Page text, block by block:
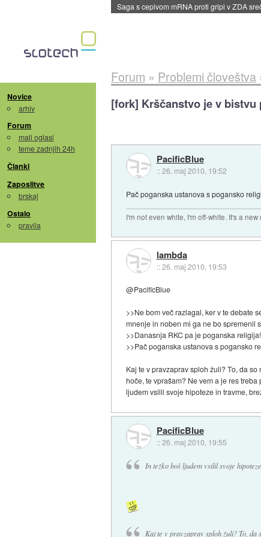
BMW v vozilih začel predvajati reklame::
Novice
arhiv
Forum
mali oglasi
teme zadnjih 24h
Članki
Zaposlitve
brskaj
Ostalo
pravila
Forum » Problemi človeštva
[fork] Krščanstvo je v bistvu
PacificBlue
::26. maj 2010, 19:52
Pač poganska ustanova s pogansko
I'm not even white, I'm off-white. It's a new
lambda
::26. maj 2010, 19:53
@PacificBlue
>>Ne bom več razlagal, ker v te debate
mnenje in noben mi ga ne bo spremenil
>>Danasnja RKC pa je poganska
>>Pač poganska ustanova s pogansko
Kaj te v pravzaprav sploh žuli? To, da
hoče, te vprašam? Ne vem a je res
ljudem vsilil svoje hipoteze in travme,
PacificBlue
::26. maj 2010, 19:55
In težko boš ljudem vsilil svoje
Kaj te v pravzaprav sploh žuli? To, da